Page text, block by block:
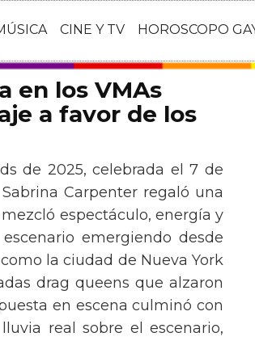
CINE Y TV HOROSCOPO
en los VMAs
a favor de los
de 2025, celebrada el 7 de
Carpenter regaló una
espectáculo, energía y
emergiendo desde
la ciudad de Nueva York
drag queens que alzaron
en escena culminó con
real sobre el escenario,